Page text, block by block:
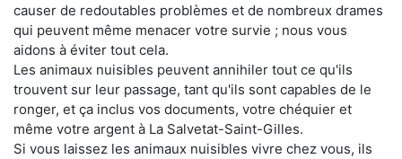
causer de redoutables problèmes et de nombreux drames
qui peuvent même menacer votre survie ; nous vous
aidons à éviter tout cela.
Les animaux nuisibles peuvent annihiler tout ce qu'ils
trouvent sur leur passage, tant qu'ils sont capables de le
ronger, et ça inclus vos documents, votre chéquier et
même votre argent à La Salvetat-Saint-Gilles.
Si vous laissez les animaux nuisibles vivre chez vous, ils